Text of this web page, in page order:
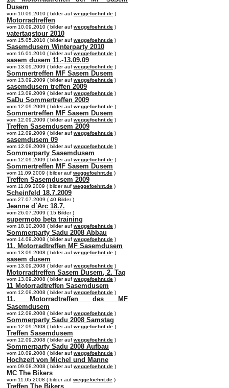
Dusem
vom 10.09.2010 ( bilder auf weggefoehnt.de )
Motorradtreffen
vom 10.09.2010 ( bilder auf weggefoehnt.de )
vatertagstour 2010
vom 15.05.2010 ( bilder auf weggefoehnt.de )
Sasemdusem Winterparty 2010
vom 16.01.2010 ( bilder auf weggefoehnt.de )
sasem dusem 11.-13.09.09
vom 13.09.2009 ( bilder auf weggefoehnt.de )
Sommertreffen MF Sasem Dusem
vom 13.09.2009 ( bilder auf weggefoehnt.de )
sasemdusem treffen 2009
vom 13.09.2009 ( bilder auf weggefoehnt.de )
SaDu Sommertreffen 2009
vom 12.09.2009 ( bilder auf weggefoehnt.de )
Sommertreffen MF Sasem Dusem
vom 12.09.2009 ( bilder auf weggefoehnt.de )
Treffen Sasemdusem 2009
vom 12.09.2009 ( bilder auf weggefoehnt.de )
sasemdusem 09
vom 12.09.2009 ( bilder auf weggefoehnt.de )
Sommerparty Sasemdusem
vom 12.09.2009 ( bilder auf weggefoehnt.de )
Sommertreffen MF Sasem Dusem
vom 11.09.2009 ( bilder auf weggefoehnt.de )
Treffen Sasemdusem 2009
vom 11.09.2009 ( bilder auf weggefoehnt.de )
Scheinfeld 18.7.2009
vom 27.07.2009 ( 40 Bilder )
Jeanne d´Arc 18.7.
vom 26.07.2009 ( 15 Bilder )
supermoto beta training
vom 18.10.2008 ( bilder auf weggefoehnt.de )
Sommerparty Sadu 2008 Abbau
vom 14.09.2008 ( bilder auf weggefoehnt.de )
11. Motorradtreffen MF Sasemdusem
vom 13.09.2008 ( bilder auf weggefoehnt.de )
sasem dusem
vom 13.09.2008 ( bilder auf weggefoehnt.de )
Motorradtreffen Sasem Dusem, 2. Tag
vom 13.09.2008 ( bilder auf weggefoehnt.de )
11 Motorradtreffen Sasemdusem
vom 12.09.2008 ( bilder auf weggefoehnt.de )
11. Motorradtreffen des MF
Sasemdusem
vom 12.09.2008 ( bilder auf weggefoehnt.de )
Sommerparty Sadu 2008 Samstag
vom 12.09.2008 ( bilder auf weggefoehnt.de )
Treffen Sasemdusem
vom 12.09.2008 ( bilder auf weggefoehnt.de )
Sommerparty Sadu 2008 Aufbau
vom 10.09.2008 ( bilder auf weggefoehnt.de )
Hochzeit von Michel und Manne
vom 09.08.2008 ( bilder auf weggefoehnt.de )
MC The Bikers
vom 11.05.2008 ( bilder auf weggefoehnt.de )
Treffen The Bikers